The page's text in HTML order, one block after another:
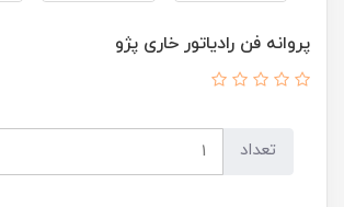
پروانه فن رادیاتور خاری پژو
تعداد